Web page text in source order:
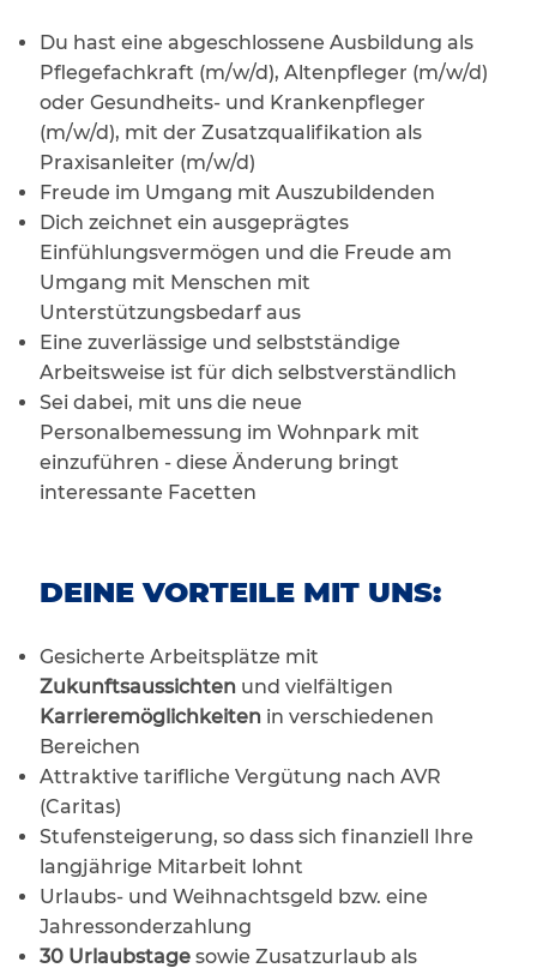
Du hast eine abgeschlossene Ausbildung als
Pflegefachkraft (m/w/d), Altenpfleger (m/w/d)
oder Gesundheits- und Krankenpfleger
(m/w/d), mit der Zusatzqualifikation als
Praxisanleiter (m/w/d)
Freude im Umgang mit Auszubildenden
Dich zeichnet ein ausgeprägtes
Einfühlungsvermögen und die Freude am
Umgang mit Menschen mit
Unterstützungsbedarf aus
Eine zuverlässige und selbstständige
Arbeitsweise ist für dich selbstverständlich
Sei dabei, mit uns die neue
Personalbemessung im Wohnpark mit
einzuführen - diese Änderung bringt
interessante Facetten
DEINE VORTEILE MIT UNS:
Gesicherte Arbeitsplätze mit
Zukunftsaussichtenund vielfältigen
Karrieremöglichkeiten in verschiedenen
Bereichen
Attraktive tarifliche Vergütung nach AVR
(Caritas)
Stufensteigerung, so dass sich finanziell Ihre
langjährige Mitarbeit lohnt
Urlaubs- und Weihnachtsgeld bzw. eine
Jahressonderzahlung
30 Urlaubstage sowie Zusatzurlaub als